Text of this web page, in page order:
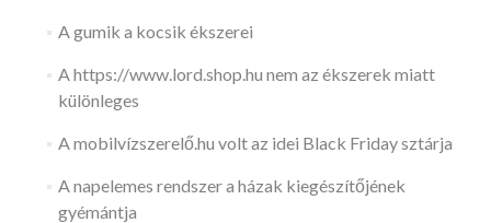
A gumik a kocsik ékszerei
A https://www.lord.shop.hu nem az ékszerek miatt
különleges
A mobilvízszerelő.hu volt az idei Black Friday sztárja
A napelemes rendszer a házak kiegészítőjének
gyémántja